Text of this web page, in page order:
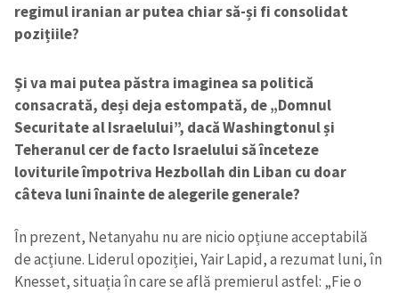
regimul iranian ar putea chiar să-și fi consolidat
pozițiile?
Și va mai putea păstra imaginea sa politică
consacrată, deși deja estompată, de „Domnul
Securitate al Israelului”, dacă Washingtonul și
Teheranul cer de facto Israelului să înceteze
loviturile împotriva Hezbollah din Liban cu doar
câteva luni înainte de alegerile generale?
În prezent, Netanyahu nu are nicio opțiune acceptabilă
de acțiune. Liderul opoziției, Yair Lapid, a rezumat luni, în
Knesset, situația în care se află premierul astfel: „Fie o